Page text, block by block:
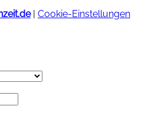
| Cookie-Einstellungen